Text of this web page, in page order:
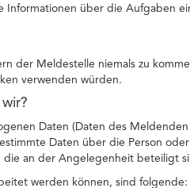
Informationen über die Aufgaben
der Meldestelle niemals zu
verwenden würden.
Daten (Daten des
Daten über die Person
an der Angelegenheit beteiligt
werden können, sind folgende: